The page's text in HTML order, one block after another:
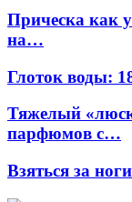
Прическа как
на…
Глоток воды:
Тяжелый
парфюмов с…
Взяться за